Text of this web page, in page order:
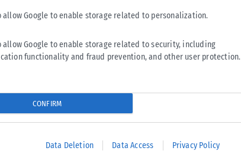
allow Google to enable storage related to personalization.
allow Google to enable storage related to security, including
functionality and fraud prevention, and other user protection.
CONFIRM
Data Deletion Data Access Privacy Policy